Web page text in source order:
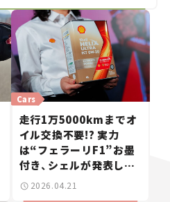
Cars
走行1万5000kmまでオ
イル交換不要!? 実力
は“フェラーリF1”お墨
付き、シェルが発表した
新エンジンオイルが、僕
2026.04.21